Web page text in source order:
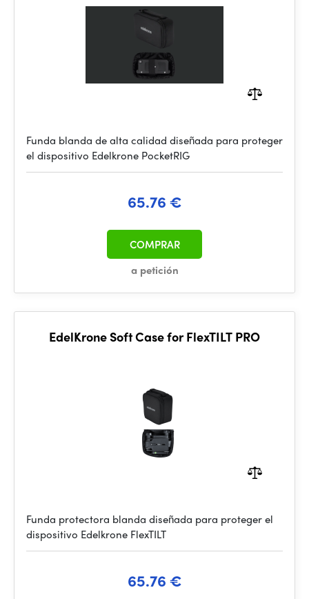
Funda blanda de alta calidad diseñada para proteger
el dispositivo Edelkrone PocketRIG
65.76 €
a petición
COMPRAR
EdelKrone Soft Case for FlexTILT PRO
Funda protectora blanda diseñada para proteger el
dispositivo Edelkrone FlexTILT
65.76 €